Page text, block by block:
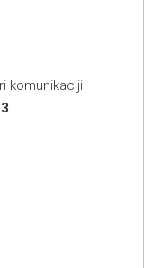
komunikaciji